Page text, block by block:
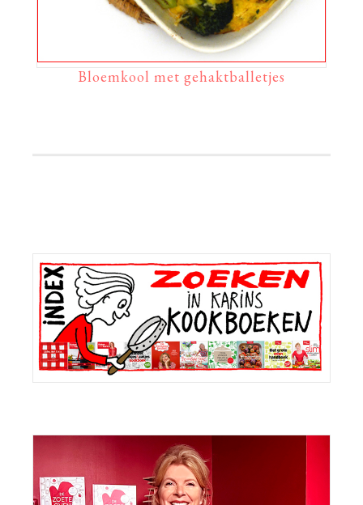
Bloemkool met gehaktballetjes
Primaire
Sidebar